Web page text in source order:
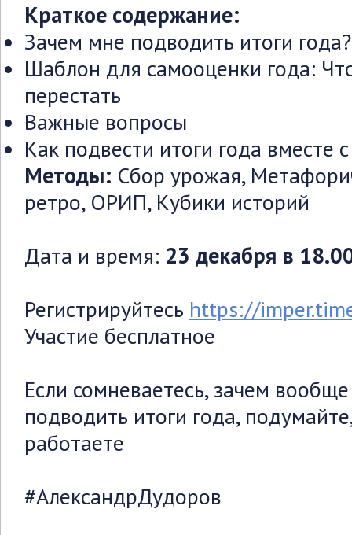
Краткое содержание:
Зачем мне подводить итоги года?
Шаблон для самооценки года:
перестать
Важные вопросы
Как подвести итоги года вместе
Методы: Сбор урожая,
ретро, ОРИП, Кубики историй
Дата и время: 23 декабря в
Регистрируйтесь https://
Участие бесплатное
Если сомневаетесь, зачем
подводить итоги года,
работаете
#АлександрДудоров